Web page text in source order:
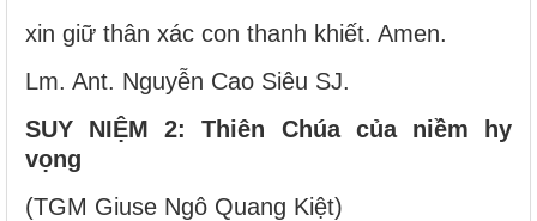
xin giữ thân xác con thanh khiết. Amen.
Lm. Ant. Nguyễn Cao Siêu SJ.
SUY NIỆM 2: Thiên Chúa của niềm hy
vọng
(TGM Giuse Ngô Quang Kiệt)